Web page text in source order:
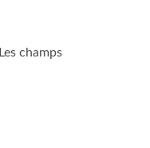
Les champs